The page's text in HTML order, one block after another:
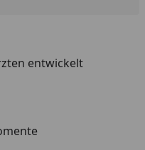
entwickelt